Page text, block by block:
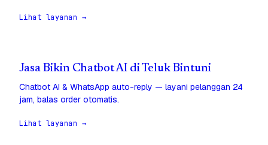
Lihat layanan →
Jasa Bikin Chatbot AI di Teluk Bintuni
Chatbot AI & WhatsApp auto-reply — layani pelanggan 24
jam, balas order otomatis.
Lihat layanan →